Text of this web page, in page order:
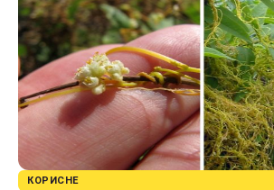
КОРИСНЕ